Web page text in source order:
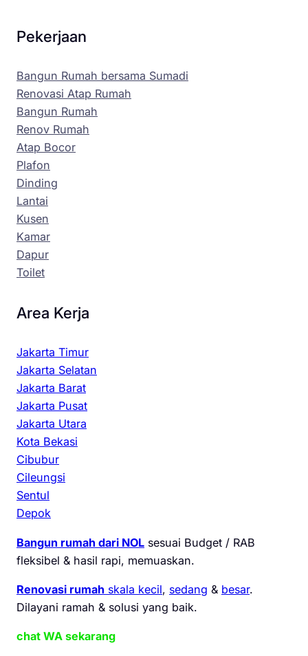
Pekerjaan
Bangun Rumah bersama Sumadi
Renovasi Atap Rumah
Bangun Rumah
Renov Rumah
Atap Bocor
Plafon
Dinding
Lantai
Kusen
Kamar
Dapur
Toilet
Area Kerja
Jakarta Timur
Jakarta Selatan
Jakarta Barat
Jakarta Pusat
Jakarta Utara
Kota Bekasi
Cibubur
Cileungsi
Sentul
Depok
Bangun rumah dari NOL sesuai Budget / RAB
fleksibel & hasil rapi, memuaskan.
Renovasi rumah skala kecil, sedang & besar.
Dilayani ramah & solusi yang baik.
chat WA sekarang